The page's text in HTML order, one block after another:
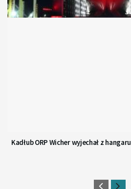
Kadłub ORP Wicher wyjechał z hangaru